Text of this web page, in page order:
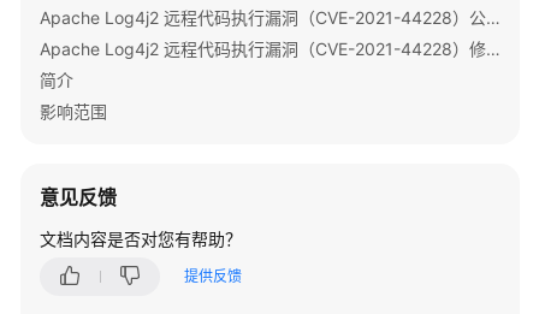
指
南
组
作
南
（LTS
Apache Log4j2 远程代码执行漏洞（CVE-2021-44228）公告
Apache Log4j2 远程代码执行漏洞（CVE-2021-44228）修复指导
简介
影响范围
意见反馈
文档内容是否对您有帮助？
提供反馈